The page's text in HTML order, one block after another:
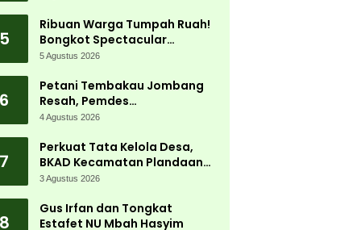
5
Ribuan Warga Tumpah Ruah!
Bongkot Spectacular
Carnival 2026 Jadi Pesta
Peterongan
5 Agustus 2026
6
Petani Tembakau Jombang
Resah, Pemdes
Tanjungwadung dan Disperta
4 Agustus 2026
7
Perkuat Tata Kelola Desa,
BKAD Kecamatan Plandaan
Gelar Pelatihan Aparatur
3 Agustus 2026
8
Gus Irfan dan Tongkat
Estafet NU Mbah Hasyim